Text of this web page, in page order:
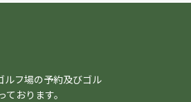
ルフ場の予約及びゴル
おります。